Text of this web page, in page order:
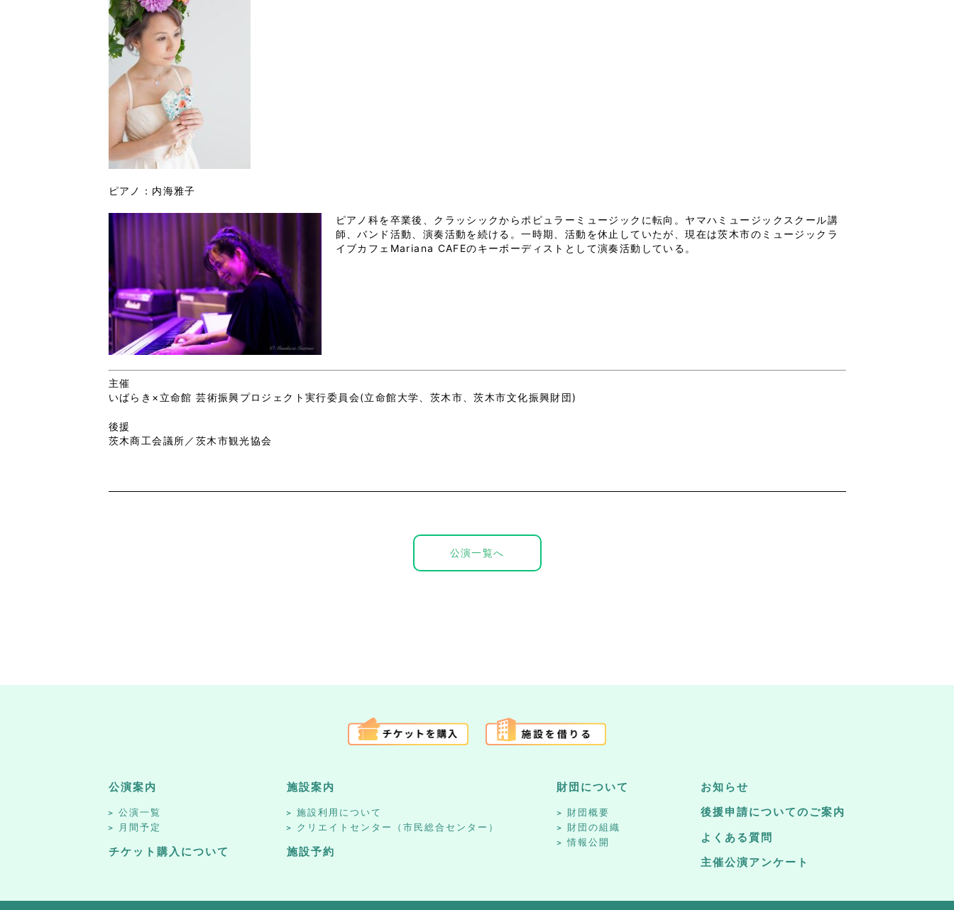
ピアノ：内海雅子
ピアノ科を卒業後、クラッシックからポピュラーミュージックに転向。ヤマハミュージックスクール講
師、バンド活動、演奏活動を続ける。一時期、活動を休止していたが、現在は茨木市のミュージックラ
イブカフェMariana CAFEのキーボーディストとして演奏活動している。
主催
いばらき×立命館 芸術振興プロジェクト実行委員会(立命館大学、茨木市、茨木市文化振興財団)
後援
茨木商工会議所／茨木市観光協会
公演一覧へ
公演案内
公演一覧
月間予定
チケット購入について
施設案内
施設利用について
クリエイトセンター（市民総合センター）
施設予約
財団について
財団概要
財団の組織
情報公開
お知らせ
後援申請についてのご案内
よくある質問
主催公演アンケート